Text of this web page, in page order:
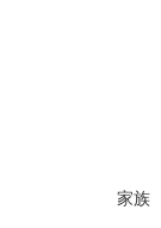
家族